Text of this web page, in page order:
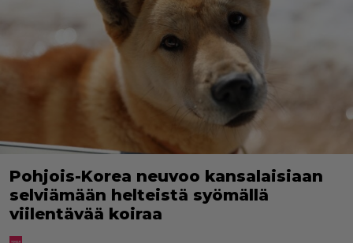
Pohjois-Korea neuvoo kansalaisiaan
selviämään helteistä syömällä
viilentävää koiraa